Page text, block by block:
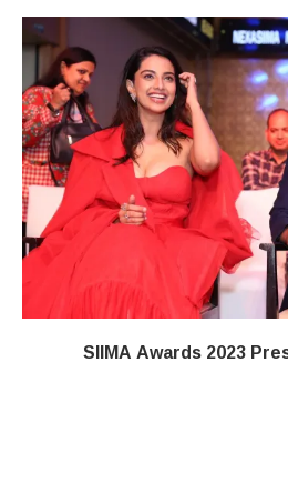
SIIMA Awards 2023